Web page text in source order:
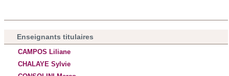
Enseignants titulaires
CAMPOS Liliane
CHALAYE Sylvie